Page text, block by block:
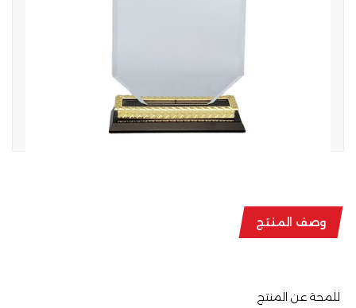
وصف المنتج
للمحة عن المنتج